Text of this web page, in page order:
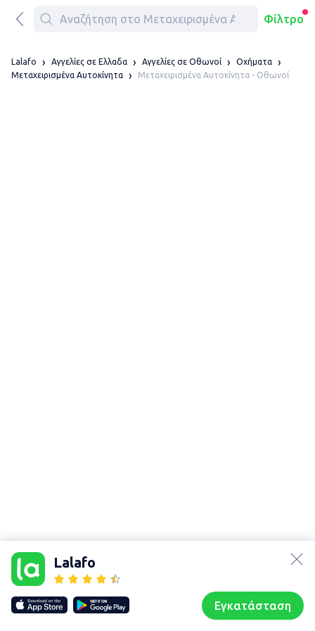
Φίλτρο
Lalafo
Εγκατάσταση
Lalafo Αγγελίες σε Ελλαδα Αγγελίες σε Οθωνοί
Οχήματα
Μεταχειρισμένα Αυτοκίνητα
Μεταχειρισμένα Αυτοκίνητα - Οθωνοί
Our websites
lalafo.kg
lalafo.rs
lalafo.pl
Sitemap
Χάρτης
Συζητήσεις Προφίλ